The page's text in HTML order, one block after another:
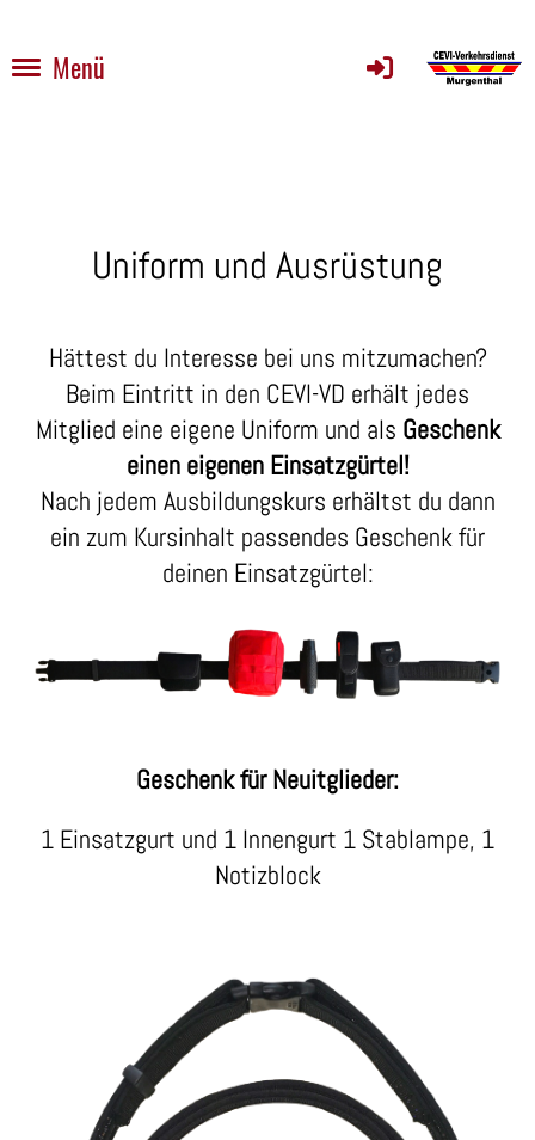
Menü
Uniform und Ausrüstung
Hättest du Interesse bei uns mitzumachen?
Beim Eintritt in den CEVI-VD erhält jedes
Mitglied eine eigene Uniform und als Geschenk
einen eigenen Einsatzgürtel!
Nach jedem Ausbildungskurs erhältst du dann
ein zum Kursinhalt passendes Geschenk für
deinen Einsatzgürtel:
Geschenk für Neuitglieder:
1 Einsatzgurt und 1 Innengurt 1 Stablampe, 1
Notizblock